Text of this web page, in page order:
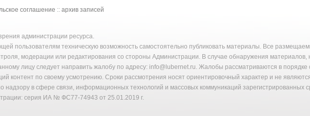
соглашение :: архив записей
администрации ресурса.
пользователям техническую возможность самостоятельно публиковать материалы. Все
модерации или редактирования со стороны Администрации. В случае обнаружения
лицу следует направить жалобу по адресу: info@lubernet.ru. Жалобы рассматриваются в
контент по своему усмотрению. Сроки рассмотрения носят ориентировочный характер и не
в сфере связи, информационных технологий и массовых коммуникаций зарегистрированных
серия ИА № ФС77-74943 от 25.01.2019 г.